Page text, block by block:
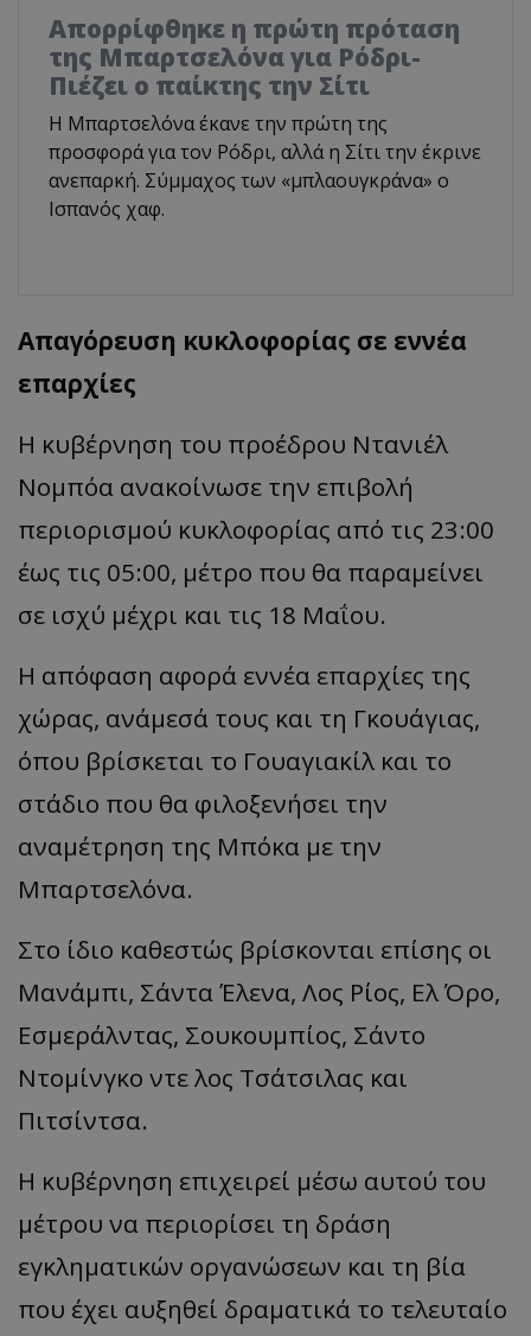
Απορρίφθηκε η πρώτη πρόταση
της Μπαρτσελόνα για Ρόδρι-
Πιέζει ο παίκτης την Σίτι
Η Μπαρτσελόνα έκανε την πρώτη της
προσφορά για τον Ρόδρι, αλλά η Σίτι την έκρινε
ανεπαρκή. Σύμμαχος των «μπλαουγκράνα» ο
Ισπανός χαφ.
Απαγόρευση κυκλοφορίας σε εννέα
επαρχίες
Η κυβέρνηση του προέδρου Ντανιέλ
Νομπόα ανακοίνωσε την επιβολή
περιορισμού κυκλοφορίας από τις 23:00
έως τις 05:00, μέτρο που θα παραμείνει
σε ισχύ μέχρι και τις 18 Μαΐου.
Η απόφαση αφορά εννέα επαρχίες της
χώρας, ανάμεσά τους και τη Γκουάγιας,
όπου βρίσκεται το Γουαγιακίλ και το
στάδιο που θα φιλοξενήσει την
αναμέτρηση της Μπόκα με την
Μπαρτσελόνα.
Στο ίδιο καθεστώς βρίσκονται επίσης οι
Μανάμπι, ΣάνταΈλενα, Λος Ρίος, ΕλΌρο,
Εσμεράλντας, Σουκουμπίος, Σάντο
Ντομίνγκο ντελος Τσάτσιλας και
Πιτσίντσα.
Η κυβέρνηση επιχειρεί μέσω αυτού του
μέτρου να περιορίσει τη δράση
εγκληματικών οργανώσεων και τη βία
που έχει αυξηθεί δραματικά το τελευταίο